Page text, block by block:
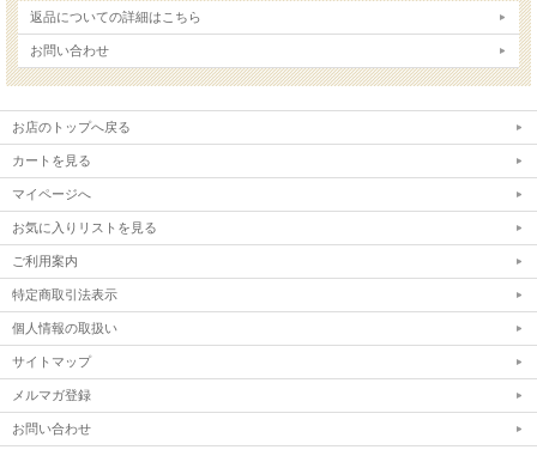
返品についての詳細はこちら
お問い合わせ
お店のトップへ戻る
カートを見る
マイページへ
お気に入りリストを見る
ご利用案内
特定商取引法表示
個人情報の取扱い
サイトマップ
メルマガ登録
お問い合わせ